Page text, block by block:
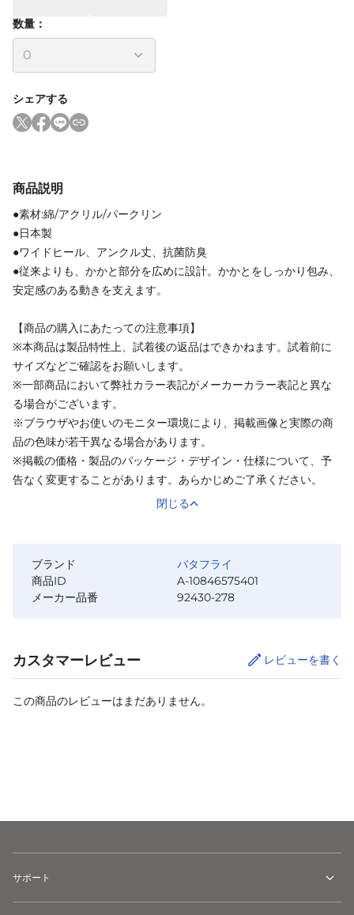
数量：
シェアする
商品説明
●素材:綿/アクリル/パークリン
●日本製
●ワイドヒール、アンクル丈、抗菌防臭
●従来よりも、かかと部分を広めに設計。かかとをしっかり包み、
安定感のある動きを支えます。
【商品の購入にあたっての注意事項】
※本商品は製品特性上、試着後の返品はできかねます。試着前に
サイズなどご確認をお願いします。
※一部商品において弊社カラー表記がメーカーカラー表記と異な
る場合がございます。
※ブラウザやお使いのモニター環境により、掲載画像と実際の商
品の色味が若干異なる場合があります。
※掲載の価格・製品のパッケージ・デザイン・仕様について、予
告なく変更することがあります。あらかじめご了承ください。
閉じる
ブランド
バタフライ
商品ID
A-10846575401
メーカー品番
92430-278
カスタマーレビュー レビューを書く
この商品のレビューはまだありません。
サポート